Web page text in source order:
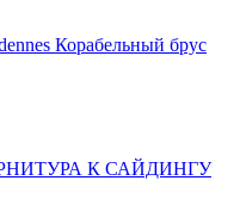
Корабельный брус
К САЙДИНГУ